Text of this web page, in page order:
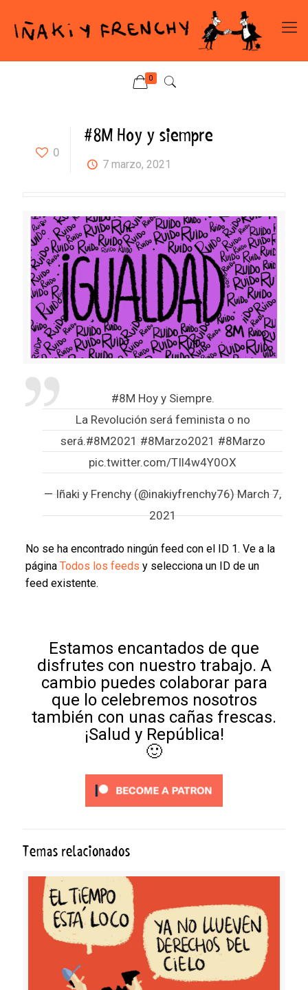
0
0
#8M Hoy y siempre
7 marzo, 2021
#8M Hoy y Siempre.
La Revolución será feminista o no
será.#8M2021 #8Marzo2021 #8Marzo
pic.twitter.com/TIl4w4Y0OX
— Iñaki y Frenchy (@inakiyfrenchy76)March 7,
2021
No se ha encontrado ningún feed con el ID 1. Ve a la
página Todos los feeds y selecciona un ID de un
feed existente.
Estamos encantados de que
disfrutes con nuestro trabajo. A
cambio puedes colaborar para
que lo celebremos nosotros
también con unas cañas frescas.
¡Salud y República!
🙂
Temas relacionados